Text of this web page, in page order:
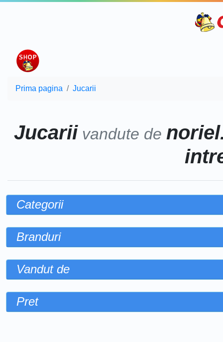
Prima pagina Jucarii
Jucarii vandute de
Categorii
Branduri
Vandut de
Pret